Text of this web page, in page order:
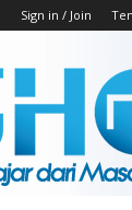
Sign in / Join